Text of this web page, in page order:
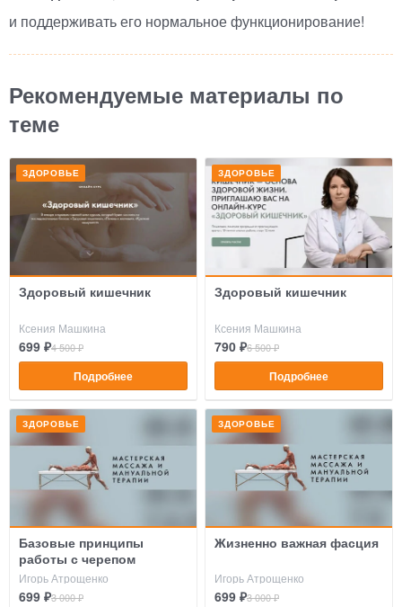
и поддерживать его нормальное функционирование!
Рекомендуемые материалы по
теме
ЗДОРОВЬЕ
Здоровый кишечник
Ксения Машкина
699 ₽4 500 ₽
Подробнее
ЗДОРОВЬЕ
Здоровый кишечник
Ксения Машкина
790 ₽6 500 ₽
Подробнее
ЗДОРОВЬЕ
Базовые принципы
работы с черепом
Игорь Атрощенко
699 ₽3 000 ₽
ЗДОРОВЬЕ
Жизненно важная фасция
Игорь Атрощенко
699 ₽3 000 ₽